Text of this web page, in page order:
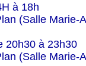
à 18h
(Salle Marie-
20h30 à 23h30
(Salle Marie-